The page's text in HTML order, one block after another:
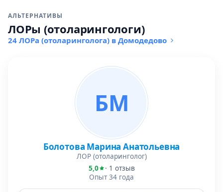
АЛЬТЕРНАТИВЫ
ЛОРы (отоларингологи)
24 ЛОРа (отоларинголога) в Домодедово
БМ
Болотова Марина Анатольевна
ЛОР (отоларинголог)
5,0
· 1 отзыв
Опыт 34 года